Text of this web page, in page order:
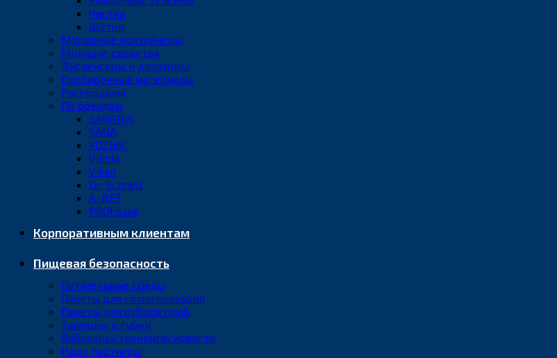
Чистка
Щётки
Мусорные контейнеры
Моющие средства
Диспенсеры и дозаторы
Протирочные материалы
Распродажа
По брендам
SANARIA
SANA
YOZHIK
Vileda
Vikan
Dr. Schnell
А-ДЕЗ
PROtissue
Корпоративным клиентам
Пищевая безопасность
Питательные среды
Пакеты для гомогенизации
Пакеты для отбора проб
Тампоны и губки
Вебинары/тренинги/новости
Наши партнеры